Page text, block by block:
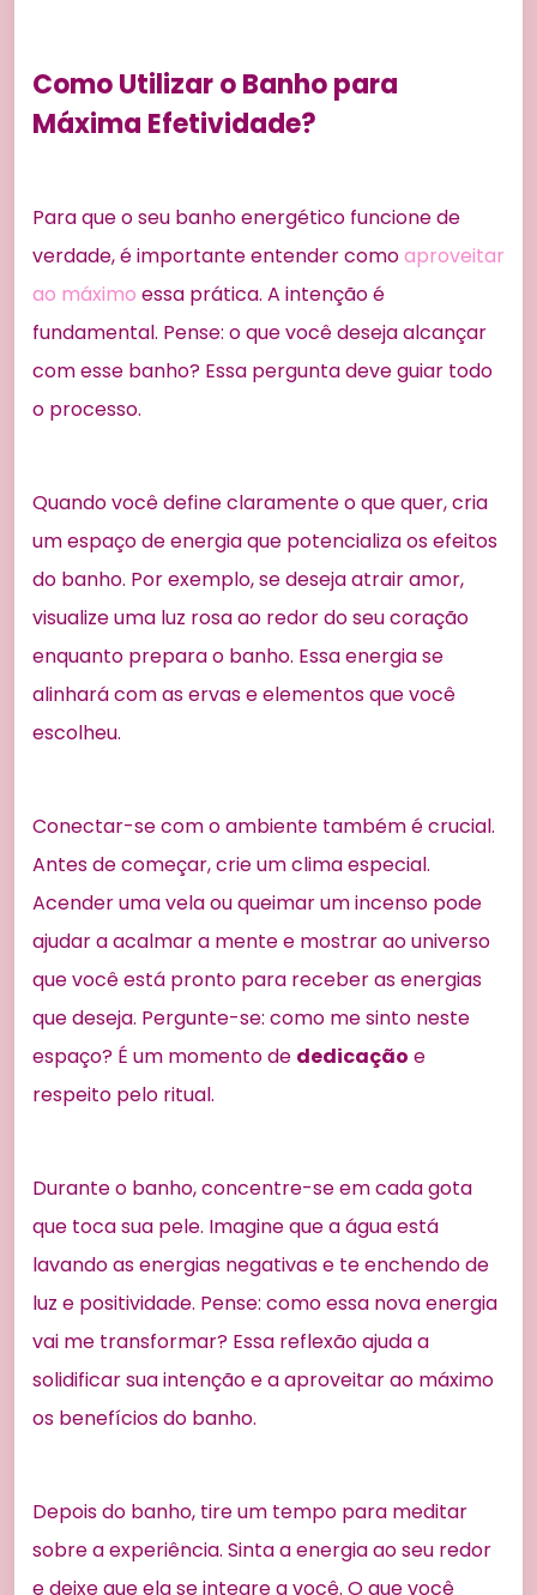
Como Utilizar o Banho para
Máxima Efetividade?
Para que o seu banho energético funcione de
verdade, é importante entender comoaproveitar
ao máximo essa prática. A intenção é
fundamental. Pense: o que você deseja alcançar
com esse banho? Essa pergunta deve guiar todo
o processo.
Quando você define claramente o que quer, cria
um espaço de energia que potencializa os efeitos
do banho. Por exemplo, se deseja atrair amor,
visualize uma luz rosa ao redor do seu coração
enquanto prepara o banho. Essa energia se
alinhará com as ervas e elementos que você
escolheu.
Conectar-se com o ambiente também é crucial.
Antes de começar, crie um clima especial.
Acender uma vela ou queimar um incenso pode
ajudar a acalmar a mente e mostrar ao universo
que você está pronto para receber as energias
que deseja. Pergunte-se: como me sinto neste
espaço? É um momento de dedicação e
respeito pelo ritual.
Durante o banho, concentre-se em cada gota
que toca sua pele. Imagine que a água está
lavando as energias negativas e te enchendo de
luz e positividade. Pense: como essa nova energia
vai me transformar? Essa reflexão ajuda a
solidificar sua intenção e a aproveitar ao máximo
os benefícios do banho.
Depois do banho, tire um tempo para meditar
sobre a experiência. Sinta a energia ao seu redor
e deixe que ela se integre a você. O que você